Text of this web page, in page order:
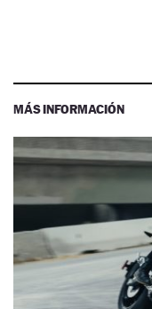
MÁS INFORMACIÓN